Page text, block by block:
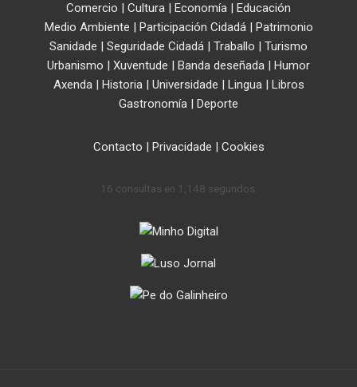
Comercio | Cultura | Economía | Educación
Medio Ambiente | Participación Cidadá| Patrimonio
Sanidade | Seguridade Cidadá | Traballo | Turismo
Urbanismo | Xuventude | Banda deseñada | Humor
Axenda| Historia| Universidade | Lingua| Libros
Gastronomía | Deporte
Contacto | Privacidade | Cookies
16 consultas en 1,148 segundos.